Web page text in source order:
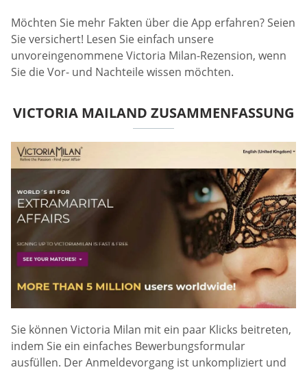
Möchten Sie mehr Fakten über die App erfahren? Seien
Sie versichert! Lesen Sie einfach unsere
unvoreingenommene Victoria Milan-Rezension, wenn
Sie die Vor- und Nachteile wissen möchten.
VICTORIA MAILAND ZUSAMMENFASSUNG
Sie können Victoria Milan mit ein paar Klicks beitreten,
indem Sie ein einfaches Bewerbungsformular
ausfüllen. Der Anmeldevorgang ist unkompliziert und